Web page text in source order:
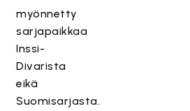
myönnetty
sarjapaikkaa
Inssi-
Divarista
eikä
Suomisarjasta.